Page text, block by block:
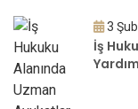
3
İş